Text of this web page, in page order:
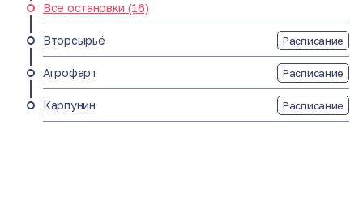
Все остановки (16)
Вторсырьё Расписание
Агрофарт Расписание
Карпунин Расписание